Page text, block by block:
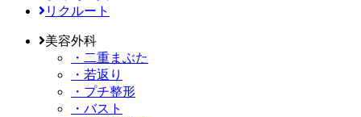
リクルート
美容外科
・二重まぶた
・若返り
・プチ整形
・バスト